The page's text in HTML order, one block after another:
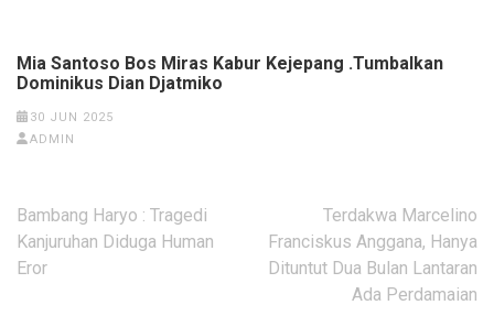
Mia Santoso Bos Miras Kabur Kejepang .Tumbalkan
Dominikus Dian Djatmiko
30 JUN 2025
ADMIN
Navigasi
pos
Bambang Haryo : Tragedi
Kanjuruhan Diduga Human
Eror
Terdakwa Marcelino
Franciskus Anggana, Hanya
Dituntut Dua Bulan Lantaran
Ada Perdamaian